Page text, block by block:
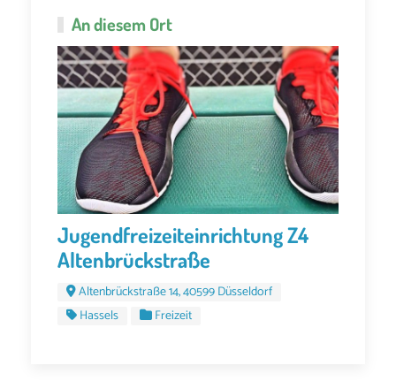
An diesem Ort
Jugendfreizeiteinrichtung Z4
Altenbrückstraße
Altenbrückstraße 14, 40599 Düsseldorf
Hassels
Freizeit